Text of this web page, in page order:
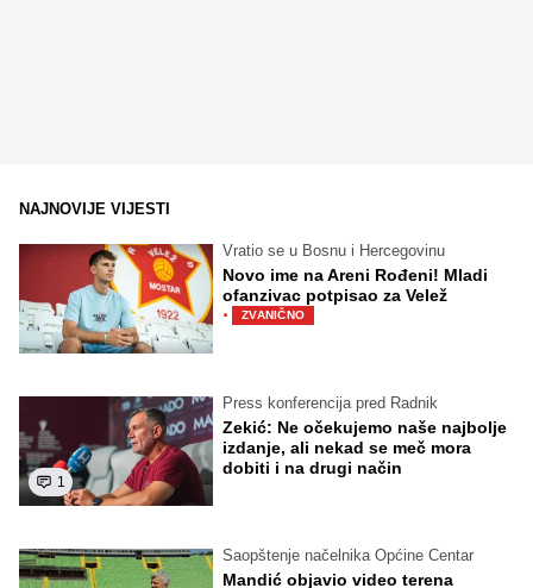
NAJNOVIJE VIJESTI
Vratio se u Bosnu i Hercegovinu
Novo ime na Areni Rođeni! Mladi
ofanzivac potpisao za Velež
· ZVANIČNO
1
Press konferencija pred Radnik
Zekić: Ne očekujemo naše najbolje
izdanje, ali nekad se meč mora
dobiti i na drugi način
Saopštenje načelnika Općine Centar
Mandić objavio video terena